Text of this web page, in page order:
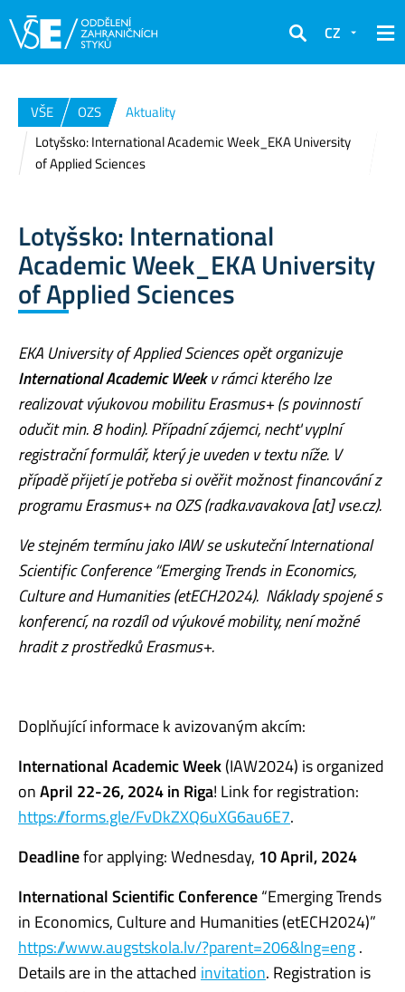
Hledat
CZ
VŠE OZS
Aktuality
Lotyšsko: International Academic Week_EKA University
of Applied Sciences
Lotyšsko: International
Academic Week_EKA University
of Applied Sciences
EKA University of Applied Sciences opět organizuje
International Academic Weekv rámci kterého lze
realizovat výukovou mobilitu Erasmus+ (s povinností
odučit min. 8 hodin). Případní zájemci, nechť vyplní
registrační formulář, který je uveden v textu níže. V
případě přijetí je potřeba si ověřit možnost financování z
programu Erasmus+ na OZS (radka.vavakova [at] vse.cz).
Ve stejném termínu jako IAW se uskuteční International
Scientific Conference “Emerging Trends in Economics,
Culture and Humanities (etECH2024). Náklady spojené s
konferencí, na rozdíl od výukové mobility, není možné
hradit z prostředků Erasmus+.
Doplňující informace k avizovaným akcím:
International Academic Week(IAW2024) is organized
onApril 22-26, 2024 in Riga! Link for registration:
https://forms.gle/FvDkZXQ6uXG6au6E7.
Deadlinefor applying: Wednesday, 10 April, 2024
International Scientific Conference“Emerging Trends
in Economics, Culture and Humanities (etECH2024)”
https://www.augstskola.lv/?parent=206&lng=eng.
Details are in the attached invitation. Registration is